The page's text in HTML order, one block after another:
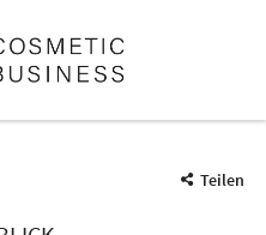
Teilen